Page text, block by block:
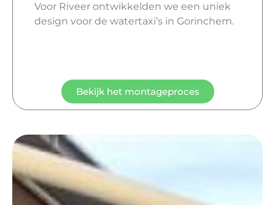
Voor Riveer ontwikkelden we een uniek
design voor de watertaxi’s in Gorinchem.
Bekijk het montageproces